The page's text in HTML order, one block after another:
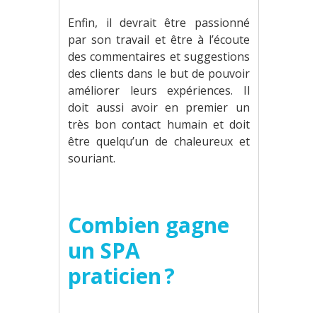
Enfin, il devrait être passionné
par son travail et être à l’écoute
des commentaires et suggestions
des clients dans le but de pouvoir
améliorer leurs expériences. Il
doit aussi avoir en premier un
très bon contact humain et doit
être quelqu’un de chaleureux et
souriant.
Combien gagne
un SPA
praticien ?